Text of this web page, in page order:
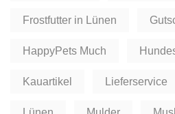
Frostfutter in Lünen
HappyPets Much
Kauartikel Lieferservice